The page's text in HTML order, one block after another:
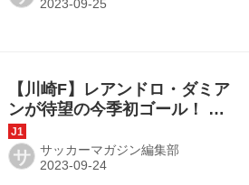
【川崎F】レアンドロ・ダミア
ンが待望の今季初ゴール！ PK
をど真ん中にガツンと蹴り込
み「自分に期待している」
サ サッカーマガジン編集部